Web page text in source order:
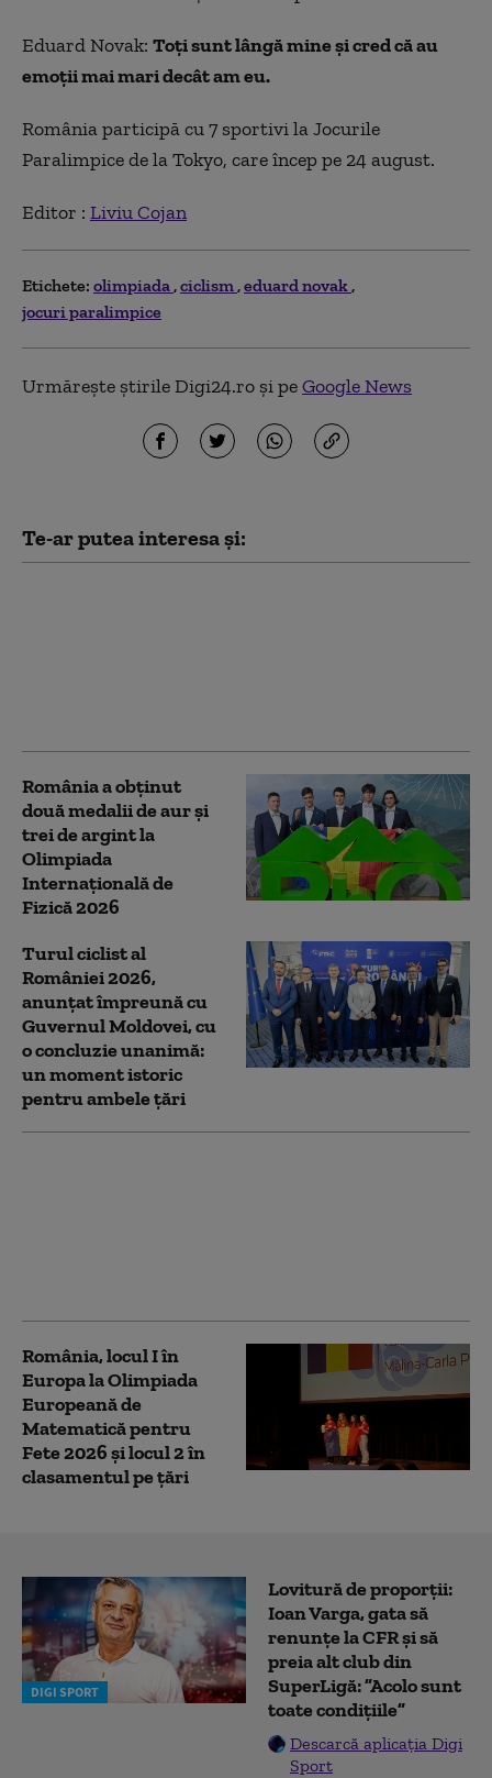
Eduard Novak: Toți sunt lângă mine și cred că au
emoții mai mari decât am eu.
România participă cu 7 sportivi la Jocurile
Paralimpice de la Tokyo, care încep pe 24 august.
Editor : Liviu Cojan
Etichete: olimpiada ciclism eduard novak
jocuri paralimpice
Urmărește știrile Digi24.ro și peGoogle News
Te-ar putea interesa și:
România a obţinut
două medalii de aur şi
trei de argint la
Olimpiada
Internaţională de
Fizică 2026
Turul ciclist al
României 2026,
anunțat împreună cu
Guvernul Moldovei, cu
o concluzie unanimă:
un moment istoric
pentru ambele țări
România, locul I în
Europa la Olimpiada
Europeană de
Matematică pentru
Fete 2026 și locul 2 în
clasamentul pe țări
DIGI SPORT
Lovitură de proporții:
Ioan Varga, gata să
renunțe la CFR și să
preia alt club din
SuperLigă: ”Acolo sunt
toate condițiile”
Descarcă aplicația Digi
Sport